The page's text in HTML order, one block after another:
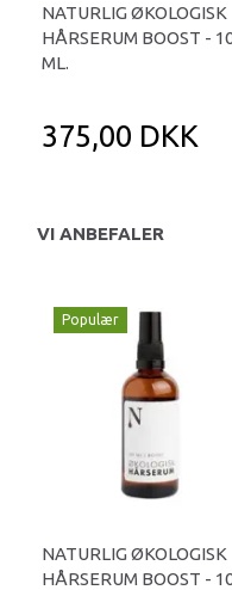
NATURLIG ØKOLOGISK
HÅRSERUM BOOST -
ML.
375,00 DKK
VI ANBEFALER
Populær
NATURLIG ØKOLOGISK
HÅRSERUM BOOST -